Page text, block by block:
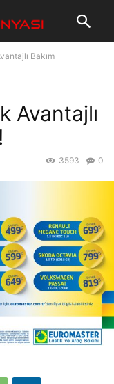
Bakım
Avantajlı
0
3593